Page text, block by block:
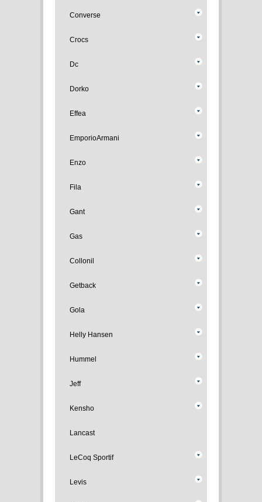
Converse
Crocs
Dc
Dorko
Effea
EmporioArmani
Enzo
Fila
Gant
Gas
Collonil
Getback
Gola
Helly Hansen
Hummel
Jeff
Kensho
Lancast
LeCoq Sportif
Levis